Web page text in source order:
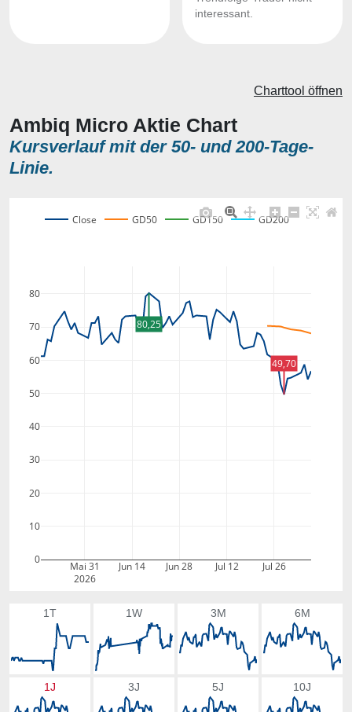
interessant.
Ambiq Micro Aktie Chart
Kursverlauf mit der 50- und 200-Tage-
Linie.
Charttool öffnen
Mai 31
2026
Jun 14 Jun 28 Jul 12 Jul 26
0
10
20
30
40
50
60
70
80
Close GD50 GD150 GD200
80,25
49,70
1T 1W 3M 6M
1J 3J 5J 10J